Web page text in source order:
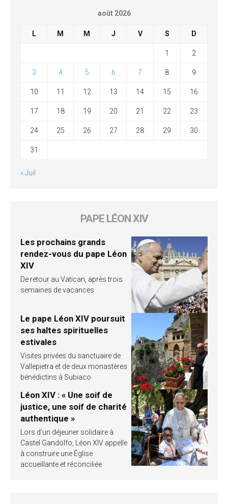
août 2026
L M M J V S D
1 2
3 4 5 6 7 8 9
10 11 12 13 14 15 16
17 18 19 20 21 22 23
24 25 26 27 28 29 30
31
« Juil
PAPE LÉON XIV
Les prochains grands
rendez-vous du pape Léon
XIV
De retour au Vatican, après trois
semaines de vacances
Le pape Léon XIV poursuit
ses haltes spirituelles
estivales
Visites privées du sanctuaire de
Vallepietra et de deux monastères
bénédictins à Subiaco
Léon XIV : « Une soif de
justice, une soif de charité
authentique »
Lors d’un déjeuner solidaire à
Castel Gandolfo, Léon XIV appelle
à construire une Église
accueillante et réconciliée